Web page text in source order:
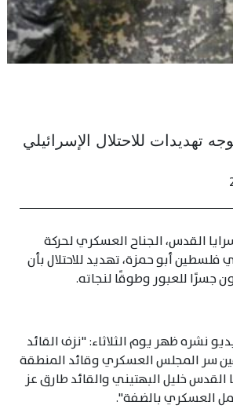
تهديدات للاحتلال الإسرائيلي
القدس، الجناح العسكري لحركة
فلسطين أبو حمزة، تهديد للاحتلال بأن
جسرًا للعبور وطوقًا لنجاته.
نشره ظهر يوم الثلاثاء: "نزف القائد
سر المجلس العسكري وقائد المنطقة
خليل البهتيني والقائد طارق عز
العسكري بالضفة".